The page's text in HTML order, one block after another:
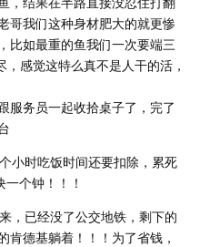
哥我们这种身材肥大的就更惨
比如最重的鱼我们一次要端三
感觉这特么真不是人干的活，
服务员一起收拾桌子了，完了
小时吃饭时间还要扣除，累死
个钟！！！
，已经没了公交地铁，剩下的
肯德基躺着！！！为了省钱，